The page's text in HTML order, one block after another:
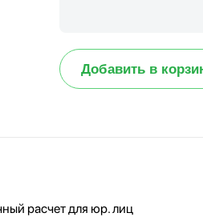
Добавить в
расчет для юр. лиц